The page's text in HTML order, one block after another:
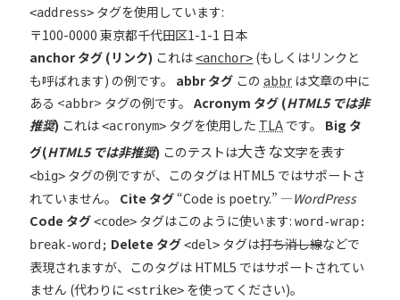
<address> タグを使用しています:
〒100-0000 東京都千代田区1-1-1 日本
anchor タグ (リンク) これは<anchor> (もしくはリンクと
も呼ばれます) の例です。
abbr タグ このabbr は文章の中に
ある <abbr> タグの例です。
Acronym タグ (HTML5 では非
推奨) これは<acronym> タグを使用した TLA です。
Big タ
グ(HTML5 では非推奨) このテストは大きな文字を表す
<big> タグの例ですが、このタグは HTML5 ではサポートさ
れていません。
Cite タグ “Code is poetry.” —WordPress
Code タグ <code> タグはこのように使います:word-wrap:
break-word; Delete タグ <del> タグは打ち消し線などで
表現されますが、このタグは HTML5 ではサポートされてい
ません (代わりに<strike> を使ってください)。